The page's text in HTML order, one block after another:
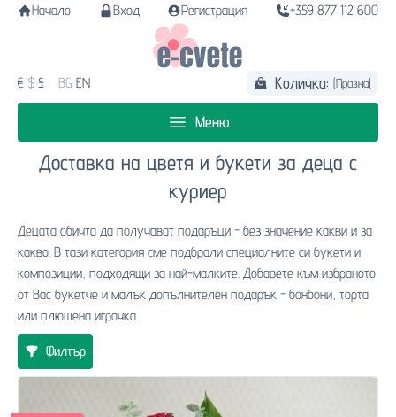
Начало Вход Регистрация +359 877 112 600
€ $ £ BG EN Количка: (Празна)
Меню
Доставка на цветя и букети за деца с
куриер
Децата обичта да получават подаръци - без значение какви и за
какво. В тази категория сме подбрали специалните си букети и
композиции, подходящи за най-малките. Добавете към избраното
от Вас букетче и малък допълнителен подарък - бонбони, торта
или плюшена играчка.
Филтър